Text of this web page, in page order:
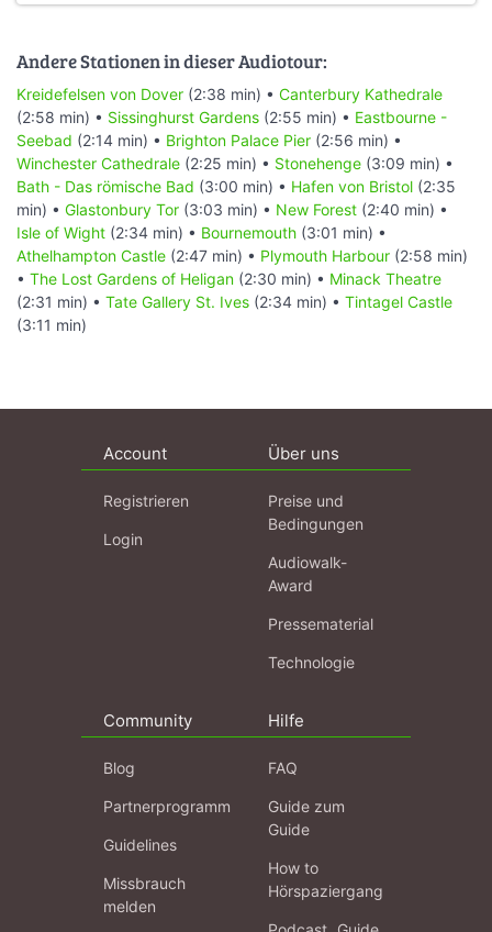
Andere Stationen in dieser Audiotour:
Kreidefelsen von Dover (2:38 min) • Canterbury Kathedrale
(2:58 min) • Sissinghurst Gardens (2:55 min) • Eastbourne -
Seebad (2:14 min) • Brighton Palace Pier (2:56 min) •
Winchester Cathedrale (2:25 min) • Stonehenge (3:09 min) •
Bath - Das römische Bad (3:00 min) • Hafen von Bristol (2:35
min) • Glastonbury Tor (3:03 min) • New Forest (2:40 min) •
Isle of Wight (2:34 min) • Bournemouth (3:01 min) •
Athelhampton Castle (2:47 min) • Plymouth Harbour (2:58 min)
• The Lost Gardens of Heligan (2:30 min) • Minack Theatre
(2:31 min) • Tate Gallery St. Ives (2:34 min) • Tintagel Castle
(3:11 min)
Account
Registrieren
Login
Über uns
Preise und
Bedingungen
Audiowalk-
Award
Pressematerial
Technologie
Community
Blog
Partnerprogramm
Guidelines
Missbrauch
melden
Hilfe
FAQ
Guide zum
Guide
How to
Hörspaziergang